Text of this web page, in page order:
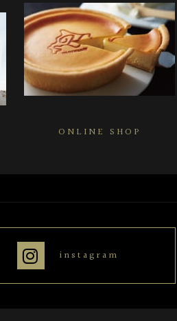
ONLINE SHOP
instagram